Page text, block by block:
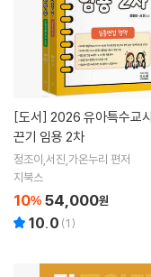
[도서]
끈기 임용 2차
정조이,서진,가온누리 편저
지북스
10% 54,000원
10.0 (1)